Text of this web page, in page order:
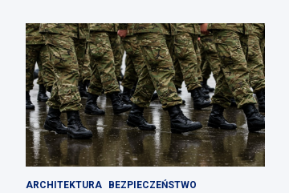
ARCHITEKTURA
BEZPIECZEŃSTWO